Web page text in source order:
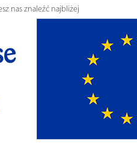
nas znaleźć najbliżej